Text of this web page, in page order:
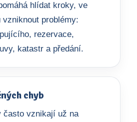
hlídat kroky, ve
vzniknout problémy:
rezervace,
katastr a předání.
chyb
často vznikají už na